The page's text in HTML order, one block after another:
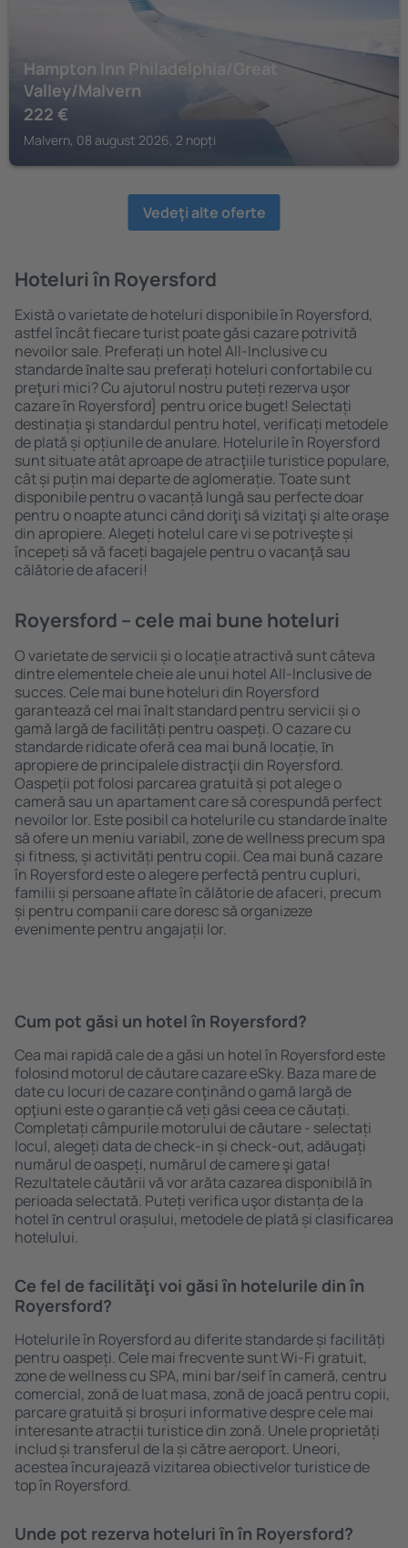
Hampton Inn Philadelphia/Great
Valley/Malvern
222 €
Malvern, 08 august 2026, 2 nopți
Vedeţi alte oferte
Hoteluri în Royersford
Există o varietate de hoteluri disponibile în Royersford,
astfel încât fiecare turist poate găsi cazare potrivită
nevoilor sale. Preferați un hotel All-Inclusive cu
standarde ȋnalte sau preferați hoteluri confortabile cu
preţuri mici? Cu ajutorul nostru puteți rezerva uşor
cazare în Royersford} pentru orice buget! Selectați
destinația şi standardul pentru hotel, verificați metodele
de plată și opțiunile de anulare. Hotelurile în Royersford
sunt situate atât aproape de atracţiile turistice populare,
cât și puțin mai departe de aglomerație. Toate sunt
disponibile pentru o vacanță lungă sau perfecte doar
pentru o noapte atunci când doriţi să vizitaţi şi alte oraşe
din apropiere. Alegeți hotelul care vi se potriveşte și
începeți să vă faceți bagajele pentru o vacanţă sau
călătorie de afaceri!
Royersford – cele mai bune hoteluri
O varietate de servicii și o locație atractivă sunt câteva
dintre elementele cheie ale unui hotel All-Inclusive de
succes. Cele mai bune hoteluri din Royersford
garantează cel mai înalt standard pentru servicii și o
gamă largă de facilități pentru oaspeți. O cazare cu
standarde ridicate oferă cea mai bună locație, ȋn
apropiere de principalele distracţii din Royersford.
Oaspeții pot folosi parcarea gratuită și pot alege o
cameră sau un apartament care să corespundă perfect
nevoilor lor. Este posibil ca hotelurile cu standarde ȋnalte
să ofere un meniu variabil, zone de wellness precum spa
și fitness, și activități pentru copii. Cea mai bună cazare
în Royersford este o alegere perfectă pentru cupluri,
familii și persoane aflate în călătorie de afaceri, precum
și pentru companii care doresc să organizeze
evenimente pentru angajații lor.
Cum pot găsi un hotel în Royersford?
Cea mai rapidă cale de a găsi un hotel în Royersford este
folosind motorul de căutare cazare eSky. Baza mare de
date cu locuri de cazare conţinând o gamă largă de
opţiuni este o garanție că veți găsi ceea ce căutați.
Completați câmpurile motorului de căutare - selectați
locul, alegeți data de check-in și check-out, adăugați
numărul de oaspeți, numărul de camere şi gata!
Rezultatele căutării vă vor arăta cazarea disponibilă ȋn
perioada selectată. Puteți verifica uşor distanța de la
hotel ȋn centrul orașului, metodele de plată și clasificarea
hotelului.
Ce fel de facilităţi voi găsi ȋn hotelurile din în
Royersford?
Hotelurile în Royersford au diferite standarde și facilități
pentru oaspeți. Cele mai frecvente sunt Wi-Fi gratuit,
zone de wellness cu SPA, mini bar/seif în cameră, centru
comercial, zonă de luat masa, zonă de joacă pentru copii,
parcare gratuită și broșuri informative despre cele mai
interesante atracții turistice din zonă. Unele proprietăți
includ și transferul de la și către aeroport. Uneori,
acestea încurajează vizitarea obiectivelor turistice de
top în Royersford.
Unde pot rezerva hoteluri ȋn în Royersford?